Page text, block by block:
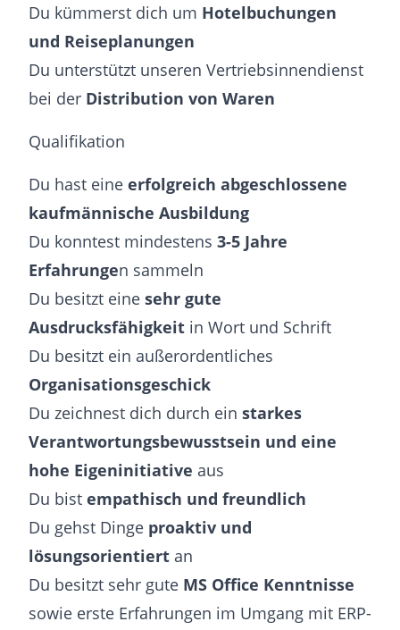
Du kümmerst dich um Hotelbuchungen
und Reiseplanungen
Du unterstützt unseren Vertriebsinnendienst
bei der Distribution von Waren
Qualifikation
Du hast eine erfolgreich abgeschlossene
kaufmännische Ausbildung
Du konntest mindestens 3-5 Jahre
Erfahrungen sammeln
Du besitzt eine sehr gute
Ausdrucksfähigkeit in Wort und Schrift
Du besitzt ein außerordentliches
Organisationsgeschick
Du zeichnest dich durch ein starkes
Verantwortungsbewusstsein und eine
hohe Eigeninitiative aus
Du bist empathisch und freundlich
Du gehst Dinge proaktiv und
lösungsorientiert an
Du besitzt sehr gute MS Office Kenntnisse
sowie erste Erfahrungen im Umgang mit ERP-